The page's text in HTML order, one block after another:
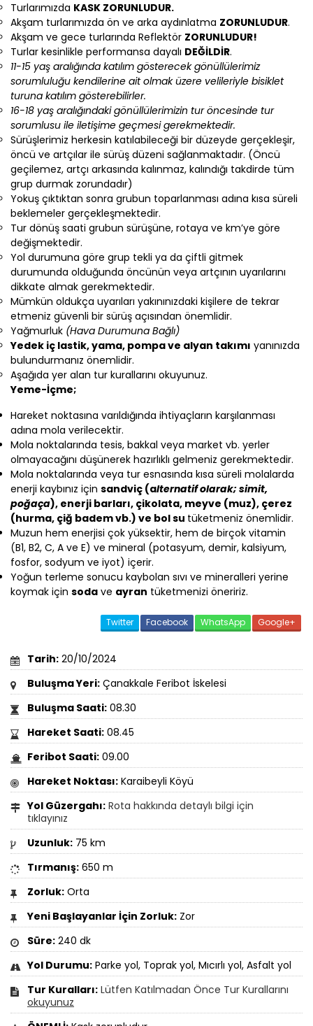
Turlarımızda KASK ZORUNLUDUR.
Akşam turlarımızda ön ve arka aydınlatma ZORUNLUDUR.
Akşam ve gece turlarında Reflektör ZORUNLUDUR!
Turlar kesinlikle performansa dayalı DEĞİLDİR.
11-15 yaş aralığında katılım gösterecek gönüllülerimiz
sorumluluğu kendilerine ait olmak üzere velileriyle bisiklet
turuna katılım gösterebilirler.
16-18 yaş aralığındaki gönüllülerimizin tur öncesinde tur
sorumlusu ile iletişime geçmesi gerekmektedir.
Sürüşlerimiz herkesin katılabileceği bir düzeyde gerçekleşir,
öncü ve artçılar ile sürüş düzeni sağlanmaktadır. (Öncü
geçilemez, artçı arkasında kalınmaz, kalındığı takdirde tüm
grup durmak zorundadır)
Yokuş çıktıktan sonra grubun toparlanması adına kısa süreli
beklemeler gerçekleşmektedir.
Tur dönüş saati grubun sürüşüne, rotaya ve km’ye göre
değişmektedir.
Yol durumuna göre grup tekli ya da çiftli gitmek
durumunda olduğunda öncünün veya artçının uyarılarını
dikkate almak gerekmektedir.
Mümkün oldukça uyarıları yakınınızdaki kişilere de tekrar
etmeniz güvenli bir sürüş açısından önemlidir.
Yağmurluk (Hava Durumuna Bağlı)
Yedek iç lastik, yama, pompa ve alyan takımı yanınızda
bulundurmanız önemlidir.
Aşağıda yer alan tur kurallarını okuyunuz.
Yeme-İçme;
Hareket noktasına varıldığında ihtiyaçların karşılanması
adına mola verilecektir.
Mola noktalarında tesis, bakkal veya market vb. yerler
olmayacağını düşünerek hazırlıklı gelmeniz gerekmektedir.
Mola noktalarında veya tur esnasında kısa süreli molalarda
enerji kaybınız için sandviç (alternatif olarak; simit,
poğaça), enerji barları, çikolata, meyve (muz), çerez
(hurma, çiğ badem vb.) ve bol su tüketmeniz önemlidir.
Muzun hem enerjisi çok yüksektir, hem de birçok vitamin
(B1, B2, C, A ve E) ve mineral (potasyum, demir, kalsiyum,
fosfor, sodyum ve iyot) içerir.
Yoğun terleme sonucu kaybolan sıvı ve mineralleri yerine
koymak için soda ve ayran tüketmenizi öneririz.
Twitter Facebook WhatsApp Google+
Tarih: 20/10/2024
Buluşma Yeri: Çanakkale Feribot İskelesi
Buluşma Saati: 08.30
Hareket Saati: 08.45
Feribot Saati: 09.00
Hareket Noktası: Karaibeyli Köyü
Yol Güzergahı: Rota hakkında detaylı bilgi için
tıklayınız
Uzunluk: 75 km
Tırmanış: 650 m
Zorluk: Orta
Yeni Başlayanlar İçin Zorluk: Zor
Süre: 240 dk
Yol Durumu: Parke yol, Toprak yol, Mıcırlı yol, Asfalt yol
Tur Kuralları: Lütfen Katılmadan Önce Tur Kurallarını
okuyunuz